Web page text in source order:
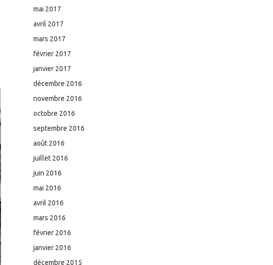
mai 2017
avril 2017
mars 2017
février 2017
janvier 2017
décembre 2016
novembre 2016
octobre 2016
septembre 2016
août 2016
juillet 2016
juin 2016
mai 2016
avril 2016
mars 2016
février 2016
janvier 2016
décembre 2015